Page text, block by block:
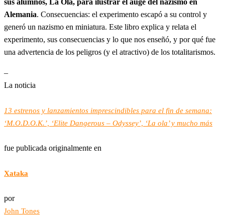
sus alumnos, La Ola, para ilustrar el auge del nazismo en
Alemania. Consecuencias: el experimento escapó a su control y
generó un nazismo en miniatura. Este libro explica y relata el
experimento, sus consecuencias y lo que nos enseñó, y por qué fue
una advertencia de los peligros (y el atractivo) de los totalitarismos.
–
La noticia
13 estrenos y lanzamientos imprescindibles para el fin de semana:
‘M.O.D.O.K.’, ‘Elite Dangerous – Odyssey’, ‘La ola’ y mucho más
fue publicada originalmente en
Xataka
por
John Tones